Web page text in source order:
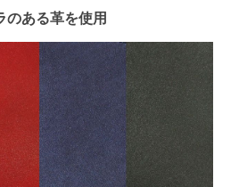
のある革を使用